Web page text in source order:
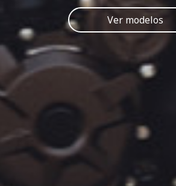
Ver modelos